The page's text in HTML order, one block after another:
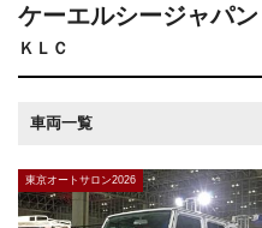
ケーエルシージャパン
ＫＬＣ
車両一覧
東京オートサロン2026